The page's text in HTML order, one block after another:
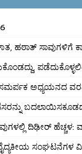
ಹಠಾತ್ ಸಾವುಗಳಿಗೆ
ಅಧ್ಯಯನದ
ದಿಢೀರ್ ಹೆಚ್ಚಳ:
ಸಂಘಟನೆಗಳ